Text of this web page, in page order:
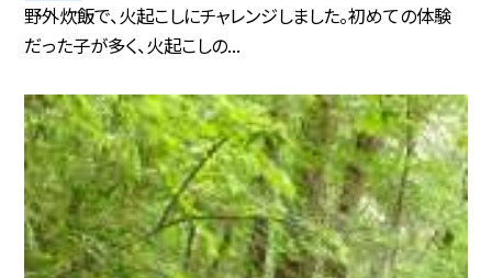
野外炊飯で、火起こしにチャレンジしました。初めての体験
だった子が多く、火起こしの...